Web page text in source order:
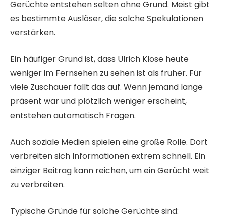
Gerüchte entstehen selten ohne Grund. Meist gibt
es bestimmte Auslöser, die solche Spekulationen
verstärken.
Ein häufiger Grund ist, dass Ulrich Klose heute
weniger im Fernsehen zu sehen ist als früher. Für
viele Zuschauer fällt das auf. Wenn jemand lange
präsent war und plötzlich weniger erscheint,
entstehen automatisch Fragen.
Auch soziale Medien spielen eine große Rolle. Dort
verbreiten sich Informationen extrem schnell. Ein
einziger Beitrag kann reichen, um ein Gerücht weit
zu verbreiten.
Typische Gründe für solche Gerüchte sind: